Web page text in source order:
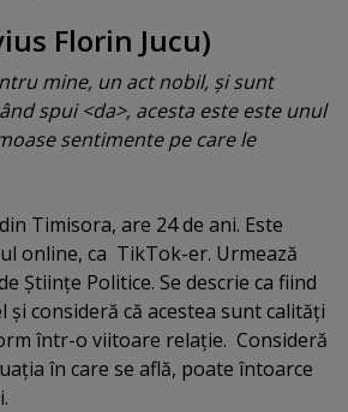
Florin Jucu)
mine, un act nobil, şi sunt
spui <da>, acesta este este unul
sentimente pe care le
Timisora, are 24 de ani. Este
online, ca TikTok-er. Urmează
Ştiinţe Politice. Se descrie ca fiind
şi consideră că acestea sunt calităţi
într-o viitoare relaţie. Consideră
în care se află, poate întoarce